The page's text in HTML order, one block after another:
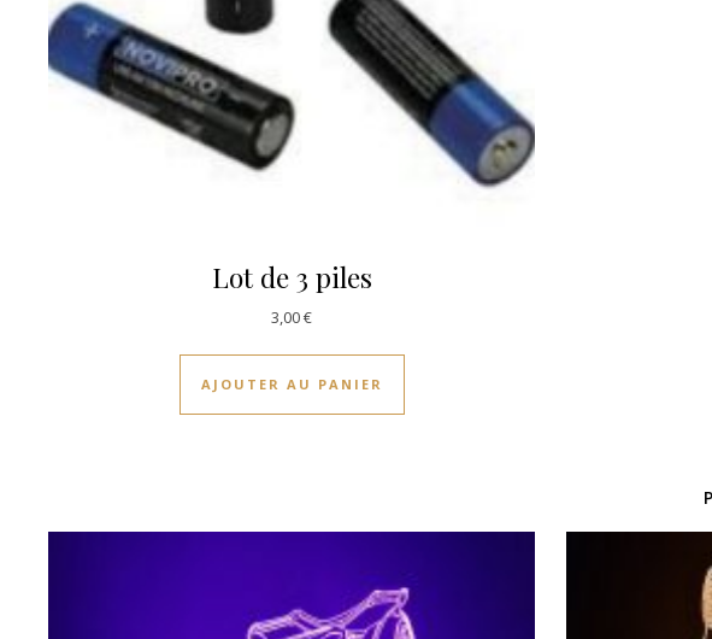
Lot de 3 piles
3,00€
AJOUTER AU PANIER